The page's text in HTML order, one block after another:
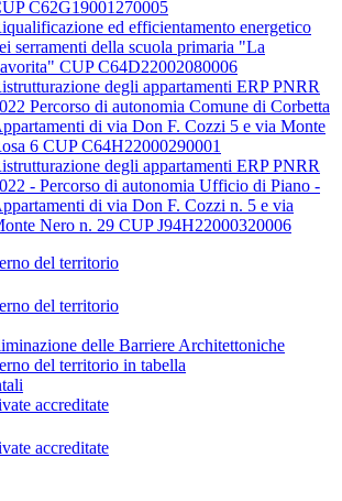
C62G19001270005
ed efficientamento energetico
serramenti della scuola primaria "La
CUP C64D22002080006
degli appartamenti ERP PNRR
Percorso di autonomia Comune di Corbetta
di via Don F. Cozzi 5 e via Monte
6 CUP C64H22000290001
degli appartamenti ERP PNRR
- Percorso di autonomia Ufficio di Piano -
di via Don F. Cozzi n. 5 e via
Nero n. 29 CUP J94H22000320006
del territorio
del territorio
delle Barriere Architettoniche
del territorio in tabella
accreditate
accreditate